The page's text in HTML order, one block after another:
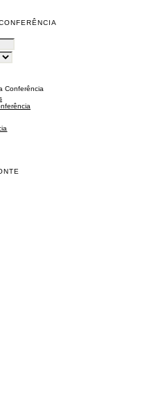
Conferência